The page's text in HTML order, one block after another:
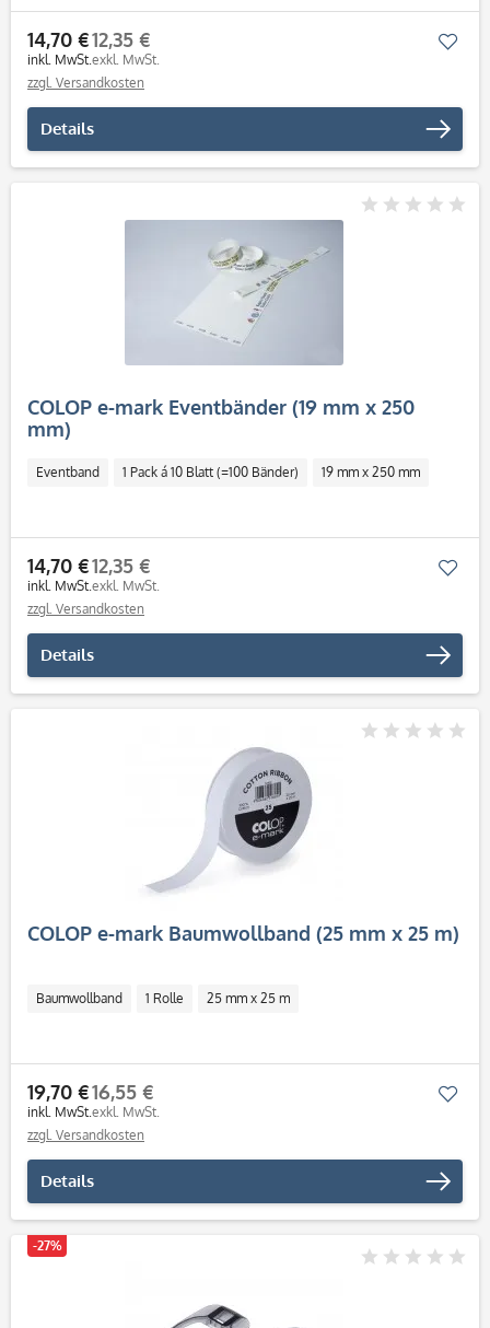
14,70 €
inkl. MwSt.
12,35 €
exkl. MwSt.
zzgl. Versandkosten
Details
COLOP e-mark Eventbänder (19 mm x 250
mm)
Eventband 1 Pack á 10 Blatt (=100 Bänder) 19 mm x 250 mm
14,70 €
inkl. MwSt.
12,35 €
exkl. MwSt.
zzgl. Versandkosten
Details
COLOP e-mark Baumwollband (25 mm x 25 m)
Baumwollband 1 Rolle 25 mm x 25 m
19,70 €
inkl. MwSt.
16,55 €
exkl. MwSt.
zzgl. Versandkosten
Details
-27%